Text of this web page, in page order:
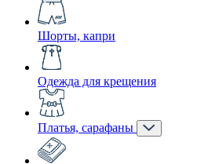
Шорты, капри
Одежда для крещения
Платья, сарафаны